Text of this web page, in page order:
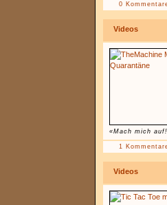
0
Videos
«Mach mich
1
Videos